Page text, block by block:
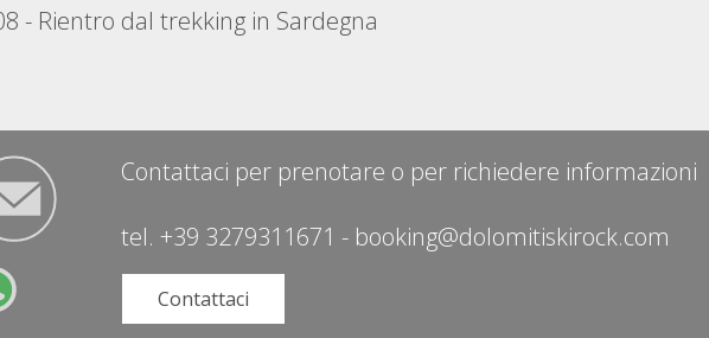
- Rientro dal trekking in Sardegna
Contattaci per prenotare o per richiedere informazioni
tel.+39 3279311671 - booking@dolomitiskirock.com
Contattaci